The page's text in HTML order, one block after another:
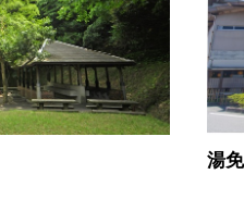
湯